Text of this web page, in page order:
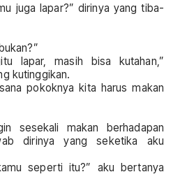
juga lapar?” dirinya yang tiba-
lapar, masih bisa kutahan,”
kutinggikan.
pokoknya kita harus makan
sesekali makan berhadapan
dirinya yang seketika aku
seperti itu?” aku bertanya